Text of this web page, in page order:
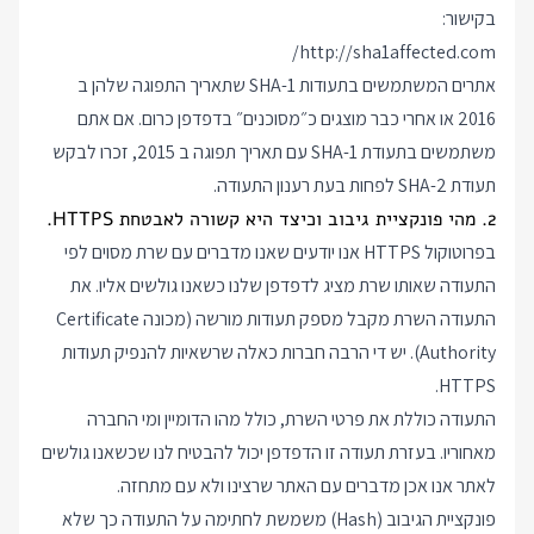
בקישור:
http://sha1affected.com/
אתרים המשתמשים בתעודות SHA-1 שתאריך התפוגה שלהן ב
2016 או אחרי כבר מוצגים כ״מסוכנים״ בדפדפן כרום. אם אתם
משתמשים בתעודת SHA-1 עם תאריך תפוגה ב 2015, זכרו לבקש
תעודת SHA-2 לפחות בעת רענון התעודה.
2. מהי פונקציית גיבוב וכיצד היא קשורה לאבטחת HTTPS.
בפרוטוקול HTTPS אנו יודעים שאנו מדברים עם שרת מסוים לפי
התעודה שאותו שרת מציג לדפדפן שלנו כשאנו גולשים אליו. את
התעודה השרת מקבל מספק תעודות מורשה (מכונה Certificate
Authority). יש די הרבה חברות כאלה שרשאיות להנפיק תעודות
HTTPS.
התעודה כוללת את פרטי השרת, כולל מהו הדומיין ומי החברה
מאחוריו. בעזרת תעודה זו הדפדפן יכול להבטיח לנו שכשאנו גולשים
לאתר אנו אכן מדברים עם האתר שרצינו ולא עם מתחזה.
פונקציית הגיבוב (Hash) משמשת לחתימה על התעודה כך שלא